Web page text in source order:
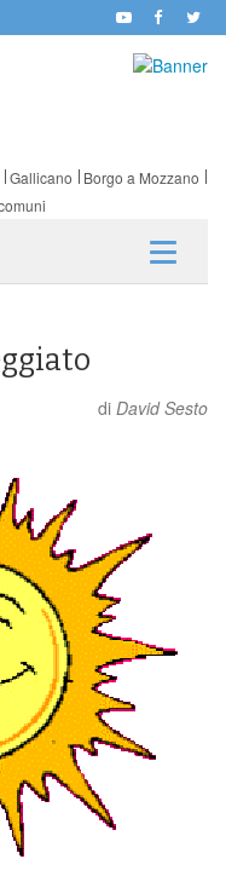
Gallicano
Borgo a Mozzano
di David Sesto